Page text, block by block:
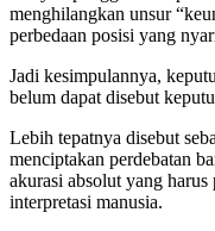
menghilangkan unsur
perbedaan posisi yang
Jadi kesimpulannya,
belum dapat disebut
Lebih tepatnya disebut
menciptakan perdebatan
akurasi absolut yang harus
interpretasi manusia.